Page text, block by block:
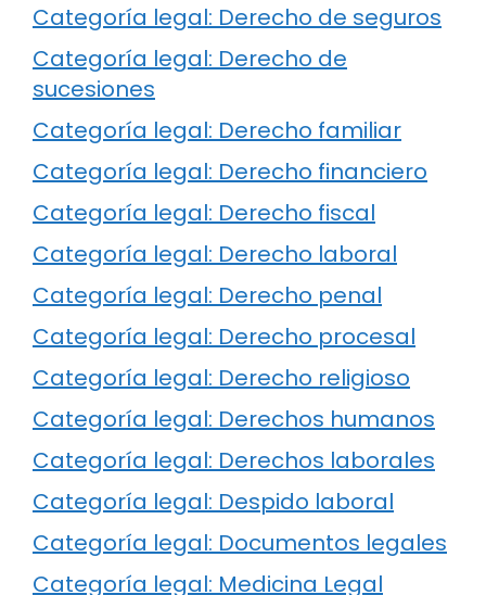
Categoría legal: Derecho de seguros
Categoría legal: Derecho de
sucesiones
Categoría legal: Derecho familiar
Categoría legal: Derecho financiero
Categoría legal: Derecho fiscal
Categoría legal: Derecho laboral
Categoría legal: Derecho penal
Categoría legal: Derecho procesal
Categoría legal: Derecho religioso
Categoría legal: Derechos humanos
Categoría legal: Derechos laborales
Categoría legal: Despido laboral
Categoría legal: Documentos legales
Categoría legal: Medicina Legal